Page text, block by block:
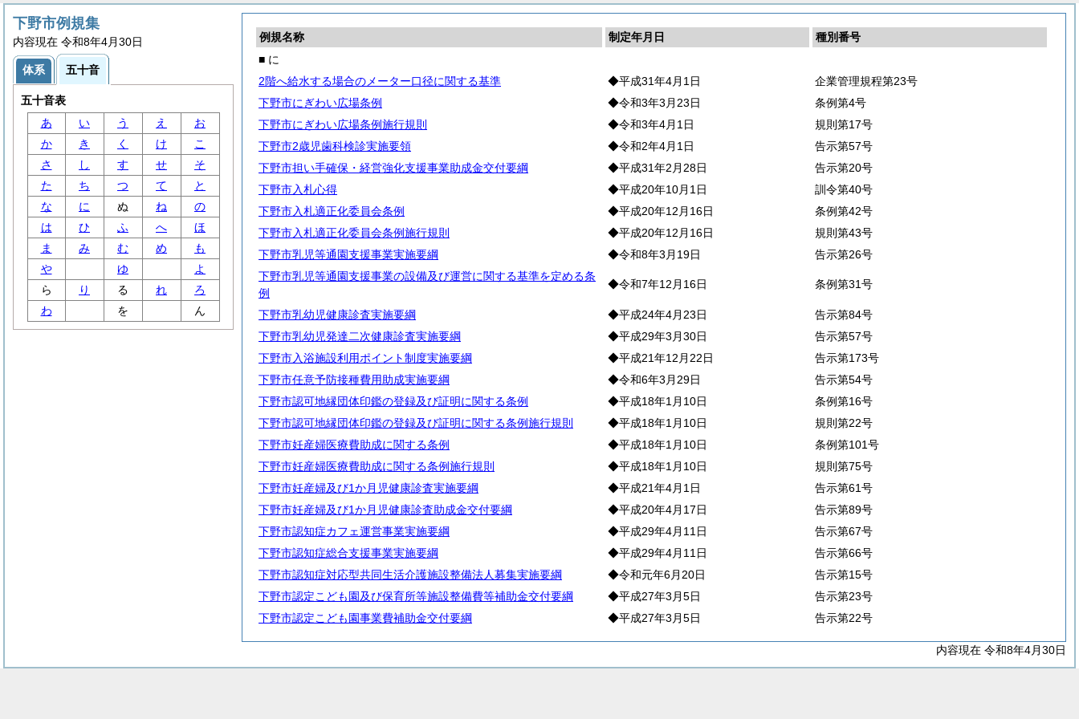
例規名称 制定年月日
種別番号
■ に
2階へ給水する場合のメーター口径に関する基準
◆平成31年4月1日
企業管理規程第23号
下野市にぎわい広場条例
◆令和3年3月23日
条例第4号
下野市にぎわい広場条例施行規則
◆令和3年4月1日
規則第17号
下野市2歳児歯科検診実施要領
◆令和2年4月1日
告示第57号
下野市担い手確保・経営強化支援事業助成金交付要綱
◆平成31年2月28日
告示第20号
下野市入札心得
◆平成20年10月1日
訓令第40号
下野市入札適正化委員会条例
◆平成20年12月16日
条例第42号
下野市入札適正化委員会条例施行規則
◆平成20年12月16日
規則第43号
下野市乳児等通園支援事業実施要綱
◆令和8年3月19日
告示第26号
下野市乳児等通園支援事業の設備及び運営に関する基準を定める条
例
◆令和7年12月16日 条例第31号
下野市乳幼児健康診査実施要綱 ◆平成24年4月23日
告示第84号
下野市乳幼児発達二次健康診査実施要綱
◆平成29年3月30日
告示第57号
下野市入浴施設利用ポイント制度実施要綱
◆平成21年12月22日
告示第173号
下野市任意予防接種費用助成実施要綱
◆令和6年3月29日
告示第54号
下野市認可地縁団体印鑑の登録及び証明に関する条例
◆平成18年1月10日
条例第16号
下野市認可地縁団体印鑑の登録及び証明に関する条例施行規則
◆平成18年1月10日
規則第22号
下野市妊産婦医療費助成に関する条例
◆平成18年1月10日
条例第101号
下野市妊産婦医療費助成に関する条例施行規則
◆平成18年1月10日
規則第75号
下野市妊産婦及び1か月児健康診査実施要綱
◆平成21年4月1日
告示第61号
下野市妊産婦及び1か月児健康診査助成金交付要綱
◆平成20年4月17日
告示第89号
下野市認知症カフェ運営事業実施要綱
◆平成29年4月11日
告示第67号
下野市認知症総合支援事業実施要綱
◆平成29年4月11日
告示第66号
下野市認知症対応型共同生活介護施設整備法人募集実施要綱
◆令和元年6月20日
告示第15号
下野市認定こども園及び保育所等施設整備費等補助金交付要綱
◆平成27年3月5日
告示第23号
下野市認定こども園事業費補助金交付要綱
◆平成27年3月5日 告示第22号
内容現在 令和8年4月30日
下野市例規集
内容現在 令和8年4月30日
体系 五十音
五十音表
あ
い う え
お
か
き く け
こ
さ
し す せ
そ
た
ち つ て
と
な
に ぬ ね
の
は
ひ ふ へ
ほ
ま
み む め
も
や
ゆ
よ
ら
り る れ
ろ
わ
を ん